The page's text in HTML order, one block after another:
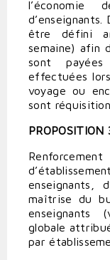
être défini
semaine) afin
sont
effectuées
voyage ou
sont
PROPOSITION
enseignants,
maîtrise du
enseignants
globale
par